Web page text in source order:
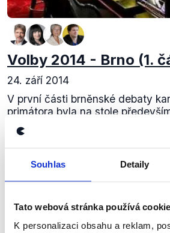
Souhlas Detaily
Tato webová stránka používá
K personalizaci obsahu a reklam,
Volby 2014 - Brno (1.
24. září 2014
V první části brněnské debaty
primátora byla na stole
bezpečnosti, konkrétně regulace
prostituce. Pomyslné meče
(KSČM),...